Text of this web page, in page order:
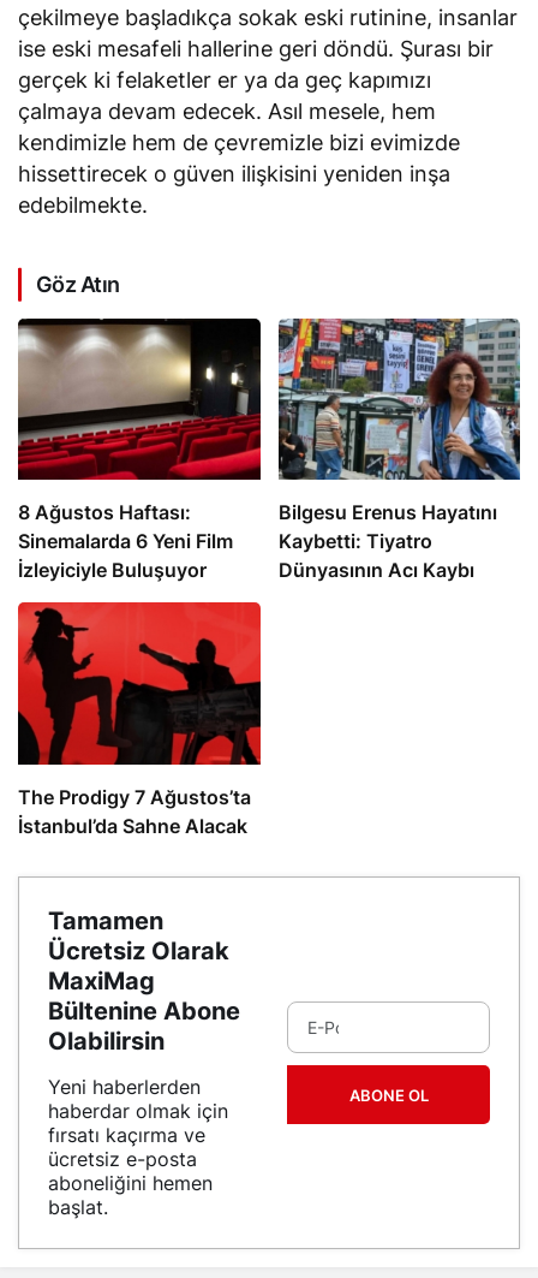
çekilmeye başladıkça sokak eski rutinine, insanlar
ise eski mesafeli hallerine geri döndü. Şurası bir
gerçek ki felaketler er ya da geç kapımızı
çalmaya devam edecek. Asıl mesele, hem
kendimizle hem de çevremizle bizi evimizde
hissettirecek o güven ilişkisini yeniden inşa
edebilmekte.
Göz Atın
8 Ağustos Haftası:
Sinemalarda 6 Yeni Film
İzleyiciyle Buluşuyor
Bilgesu Erenus Hayatını
Kaybetti: Tiyatro
Dünyasının Acı Kaybı
The Prodigy 7 Ağustos’ta
İstanbul’da Sahne Alacak
Tamamen
Ücretsiz Olarak
MaxiMag
Bültenine Abone
Olabilirsin
Yeni haberlerden
haberdar olmak için
fırsatı kaçırma ve
ücretsiz e-posta
aboneliğini hemen
başlat.
ABONE OL